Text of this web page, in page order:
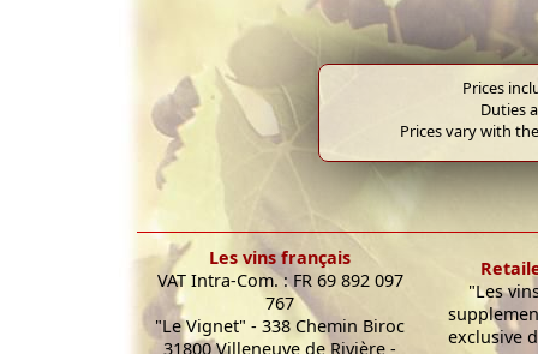
Prices
Duties
Prices vary with
Les vins français
VAT Intra-Com. : FR 69 892 097
767
"Le Vignet" - 338 Chemin Biroc
31800 Villeneuve de Rivière -
"Les
exclusive